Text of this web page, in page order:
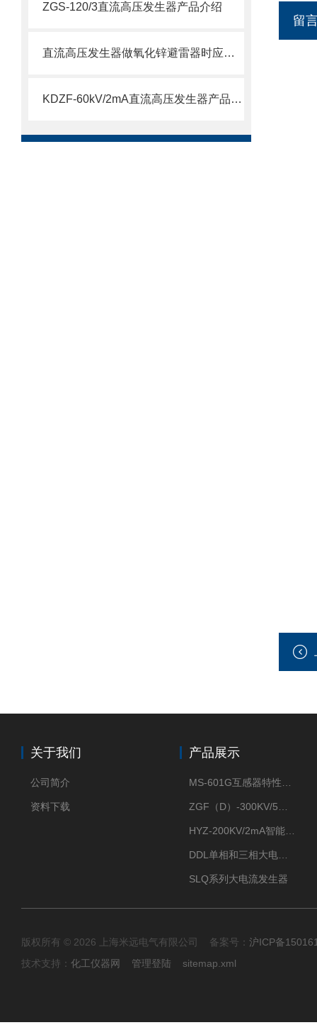
ZGS-120/3直流高压发生器产品介绍
直流高压发生器做氧化锌避雷器时应注意哪些？
KDZF-60kV/2mA直流高压发生器产品介绍
留
关于我们
公司简介
资料下载
产品展示
SLQ系列大电流发生器
版权所有 © 2026 上海米远电气有限公司 备案号： 沪ICP备
技术支持： 化工仪器网 管理登陆 sitemap.xml